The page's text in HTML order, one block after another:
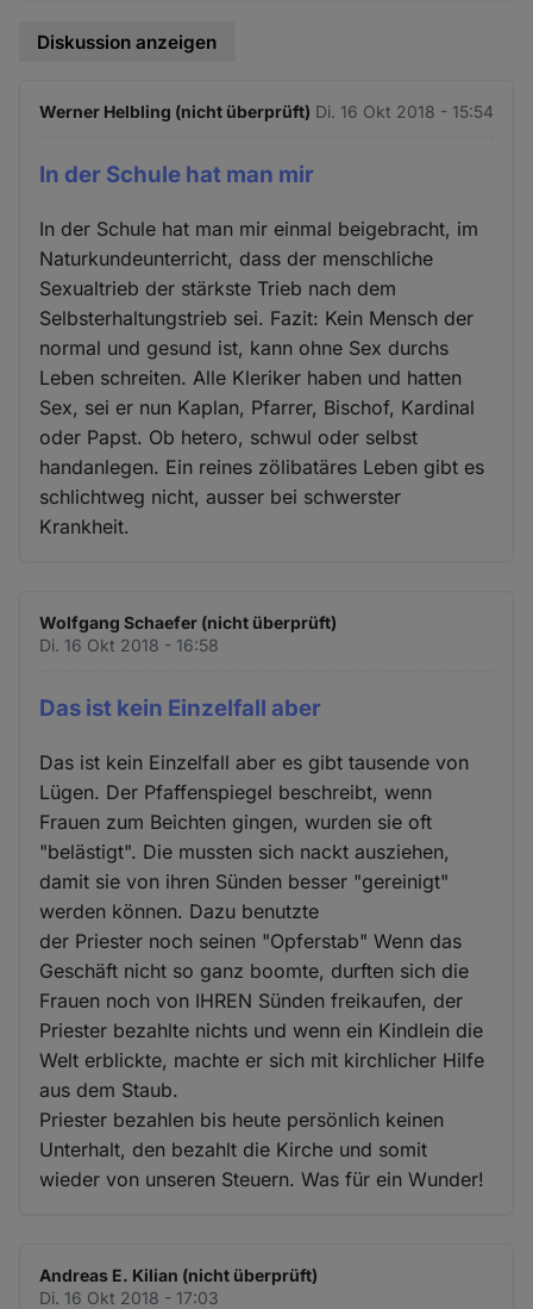
Diskussion anzeigen
Werner Helbling (nicht überprüft) Di. 16 Okt 2018 - 15:54
In der Schule hat man mir
In der Schule hat man mir einmal beigebracht, im
Naturkundeunterricht, dass der menschliche
Sexualtrieb der stärkste Trieb nach dem
Selbsterhaltungstrieb sei. Fazit: Kein Mensch der
normal und gesund ist, kann ohne Sex durchs
Leben schreiten. Alle Kleriker haben und hatten
Sex, sei er nun Kaplan, Pfarrer, Bischof, Kardinal
oder Papst. Ob hetero, schwul oder selbst
handanlegen. Ein reines zölibatäres Leben gibt es
schlichtweg nicht, ausser bei schwerster
Krankheit.
Wolfgang Schaefer (nicht überprüft)
Di. 16 Okt 2018 - 16:58
Das ist kein Einzelfall aber
Das ist kein Einzelfall aber es gibt tausende von
Lügen. Der Pfaffenspiegel beschreibt, wenn
Frauen zum Beichten gingen, wurden sie oft
"belästigt". Die mussten sich nackt ausziehen,
damit sie von ihren Sünden besser "gereinigt"
werden können. Dazu benutzte
der Priester noch seinen "Opferstab" Wenn das
Geschäft nicht so ganz boomte, durften sich die
Frauen noch von IHREN Sünden freikaufen, der
Priester bezahlte nichts und wenn ein Kindlein die
Welt erblickte, machte er sich mit kirchlicher Hilfe
aus dem Staub.
Priester bezahlen bis heute persönlich keinen
Unterhalt, den bezahlt die Kirche und somit
wieder von unseren Steuern. Was für ein Wunder!
Andreas E. Kilian (nicht überprüft)
Di. 16 Okt 2018 - 17:03